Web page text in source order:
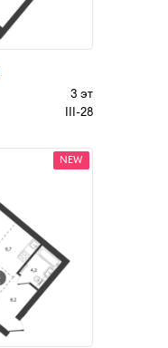
3 эт
III-28
NEW